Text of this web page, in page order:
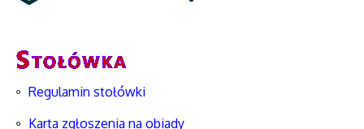
Regulamin stołówki
Karta zgłoszenia na obiady